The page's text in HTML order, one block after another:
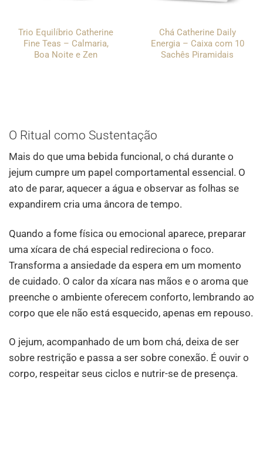
Trio Equilíbrio Catherine
Fine Teas – Calmaria,
Boa Noite e Zen
Chá Catherine Daily
Energia – Caixa com 10
Sachês Piramidais
O Ritual como Sustentação
Mais do que uma bebida funcional, o chá durante o
jejum cumpre um papel comportamental essencial. O
ato de parar, aquecer a água e observar as folhas se
expandirem cria uma âncora de tempo.
Quando a fome física ou emocional aparece, preparar
uma xícara de chá especial redireciona o foco.
Transforma a ansiedade da espera em um momento
de cuidado. O calor da xícara nas mãos e o aroma que
preenche o ambiente oferecem conforto, lembrando ao
corpo que ele não está esquecido, apenas em repouso.
O jejum, acompanhado de um bom chá, deixa de ser
sobre restrição e passa a ser sobre conexão. É ouvir o
corpo, respeitar seus ciclos e nutrir-se de presença.